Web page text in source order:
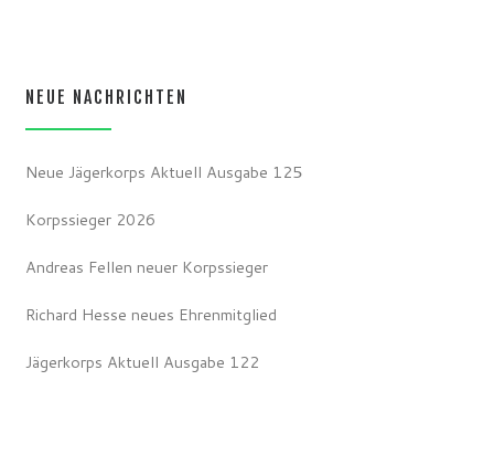
NEUE NACHRICHTEN
Neue Jägerkorps Aktuell Ausgabe 125
Korpssieger 2026
Andreas Fellen neuer Korpssieger
Richard Hesse neues Ehrenmitglied
Jägerkorps Aktuell Ausgabe 122